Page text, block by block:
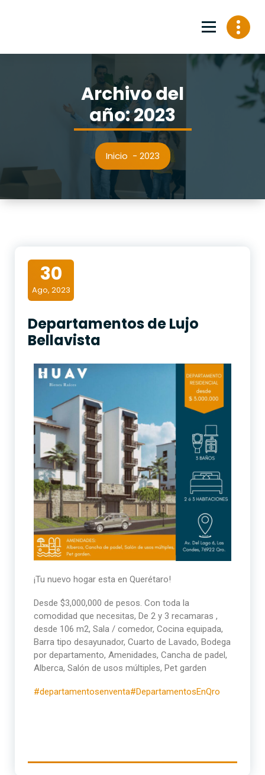
Archivo del
año: 2023
Inicio - 2023
30
Ago, 2023
Departamentos de Lujo
Bellavista
¡Tu nuevo hogar esta en Querétaro!
Desde $3,000,000 de pesos. Con toda la
comodidad que necesitas, De 2 y 3 recamaras ,
desde 106 m2, Sala / comedor, Cocina equipada,
Barra tipo desayunador, Cuarto de Lavado, Bodega
por departamento, Amenidades, Cancha de padel,
Alberca, Salón de usos múltiples, Pet garden
#departamentosenventa#DepartamentosEnQro